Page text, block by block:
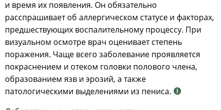
и время их появления. Он обязательно
расспрашивает об аллергическом статусе и факторах,
предшествующих воспалительному процессу. При
визуальном осмотре врач оценивает степень
поражения. Чаще всего заболевание проявляется
покраснением и отеком головки полового члена,
образованием язв и эрозий, а также
патологическими выделениями из пениса.